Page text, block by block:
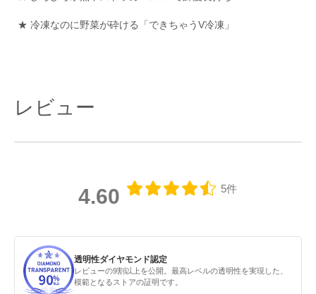
★ 冷凍なのに野菜が砕ける「できちゃうV冷凍」
レビュー
4.60 5件
透明性ダイヤモンド認定
レビューの9割以上を公開。最高レベルの透明性を実現した、
模範となるストアの証明です。